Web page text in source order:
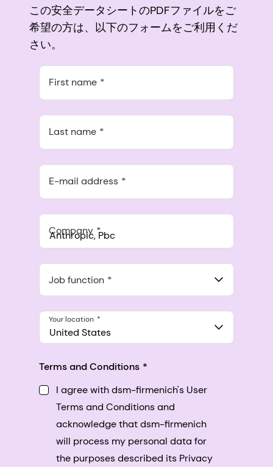
この安全データシートのPDFファイルをご
希望の方は、以下のフォームをご利用くだ
さい。
First name
Last name
E-mail address
Company
548 Market St Pmb 90375, San Francisco, California, US
Job function
United States
Your location
Terms and Conditions
I agree with dsm-firmenich's User
Terms and Conditions and
acknowledge that dsm-firmenich
will process my personal data for
the purposes described its Privacy